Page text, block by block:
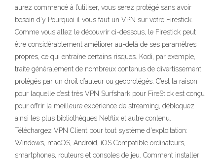
aurez commencé à l’utiliser, vous serez protégé sans avoir
besoin d’y Pourquoi il vous faut un VPN sur votre Firestick.
Comme vous allez le découvrir ci-dessous, le Firestick peut
être considérablement améliorer au-delà de ses paramètres
propres, ce qui entraîne certains risques. Kodi, par exemple,
traite généralement de nombreux contenus de divertissement
protégés par un droit d’auteur ou geoprotégés. C’est la raison
pour laquelle c’est très VPN Surfshark pour FireStick est conçu
pour offrir la meilleure expérience de streaming, débloquez
ainsi les plus bibliothèques Netflix et autre contenu.
Téléchargez VPN Client pour tout système d'exploitation:
Windows, macOS, Android, iOS Compatible ordinateurs,
smartphones, routeurs et consoles de jeu. Comment installer